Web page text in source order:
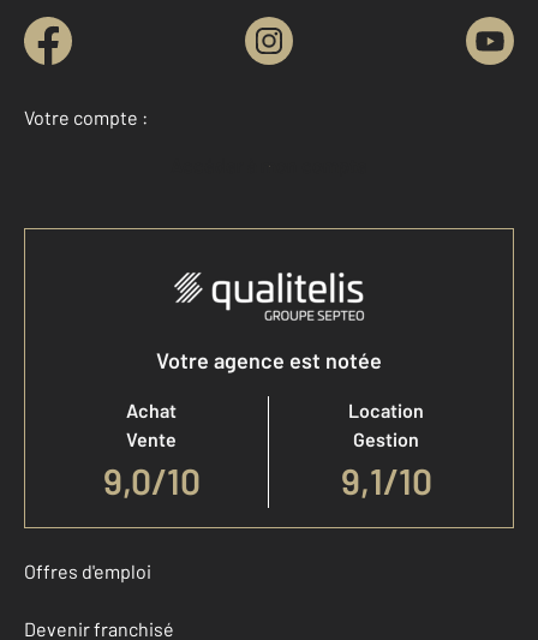
Votre compte :
Accéder à mon compte
Votre agence est notée
Achat
Vente
9,0/10
Location
Gestion
9,1/10
Offres d'emploi
Devenir franchisé